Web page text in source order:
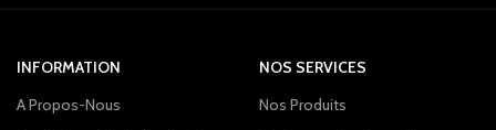
INFORMATION
A Propos-Nous
NOS SERVICES
Nos Produits